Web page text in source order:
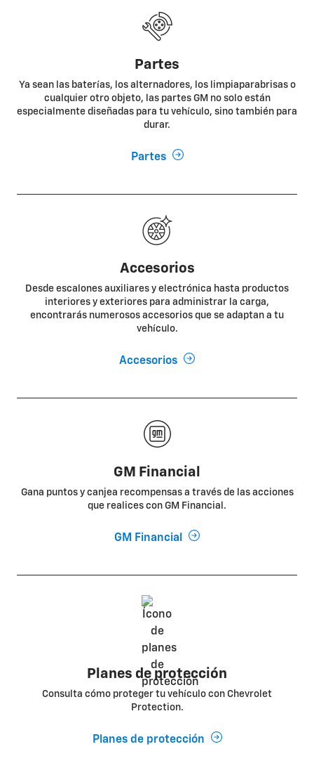
Partes
Ya sean las baterías, los alternadores, los limpiaparabrisas o
cualquier otro objeto, las partes GM no solo están
especialmente diseñadas para tu vehículo, sino también para
durar.
Partes
Accesorios
Desde escalones auxiliares y electrónica hasta productos
interiores y exteriores para administrar la carga,
encontrarás numerosos accesorios que se adaptan a tu
vehículo.
Accesorios
GM Financial
Gana puntos y canjea recompensas a través de las acciones
que realices con GM Financial.
GM Financial
Planes de protección
Consulta cómo proteger tu vehículo con Chevrolet
Protection.
Planes de protección